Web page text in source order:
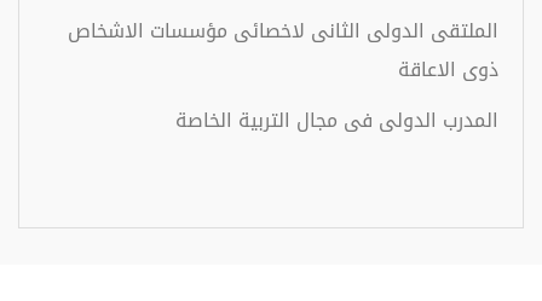
الملتقى الدولى الثانى لاخصائى مؤسسات الاشخاص
ذوى الاعاقة
المدرب الدولى فى مجال التربية الخاصة